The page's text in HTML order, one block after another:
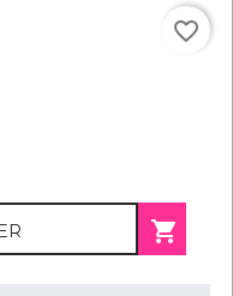

favorite_border